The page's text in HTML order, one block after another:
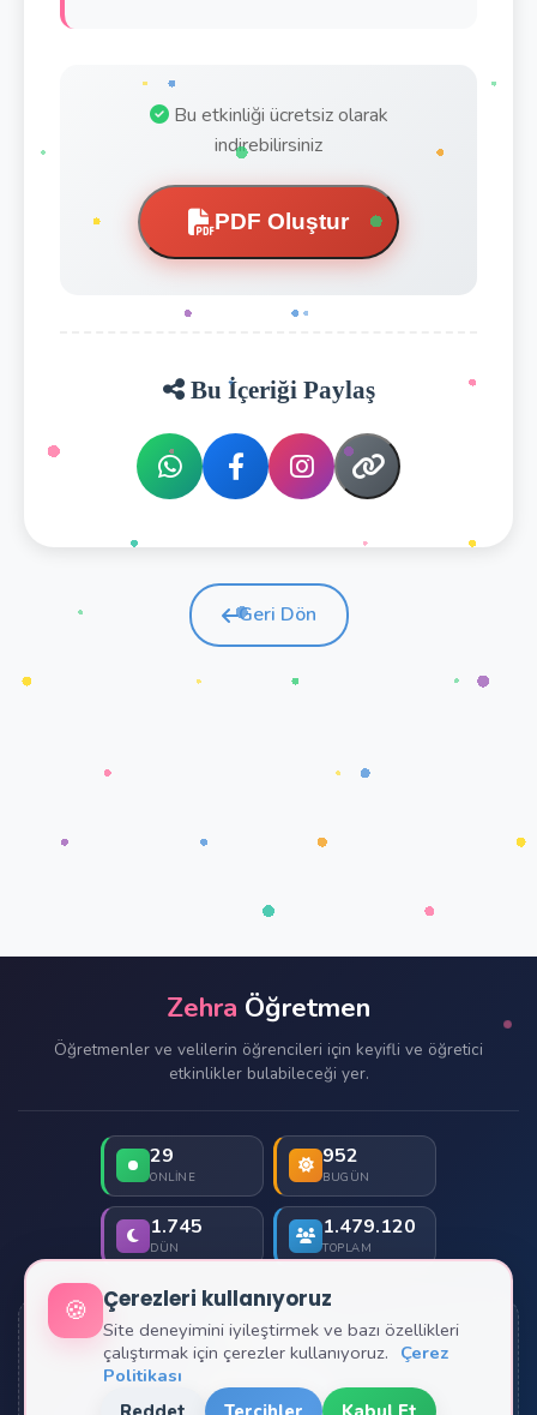
Bu etkinliği ücretsiz olarak
indirebilirsiniz
PDF Oluştur
Bu İçeriği Paylaş
Geri Dön
Zehra Öğretmen
Öğretmenler ve velilerin öğrencileri için keyifli ve öğretici
etkinlikler bulabileceği yer.
29
ONLINE
952
BUGÜN
1.745
DÜN
1.479.120
TOPLAM
İletişim
Hakkımızda
🍪 Çerezleri kullanıyoruz
Site deneyimini iyileştirmek ve bazı özellikleri
çalıştırmak için çerezler kullanıyoruz. Çerez
Politikası